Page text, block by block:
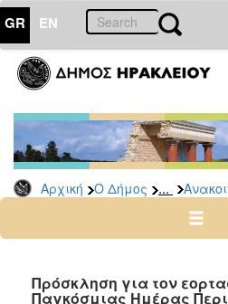
GR EN
Αρχική Ο Δήμος ...
ΔΗΜΟΣ
Υπηρεσίες
Φορείς
Δημοτικές
Υπηρεσίες
Ηλεκτρονική
Διακυβέρνηση
Πρόσκληση για τον
Παγκόσμιας Ημέρας